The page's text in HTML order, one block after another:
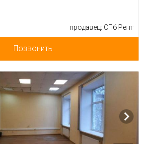
продавец: СПб Рент
Позвонить